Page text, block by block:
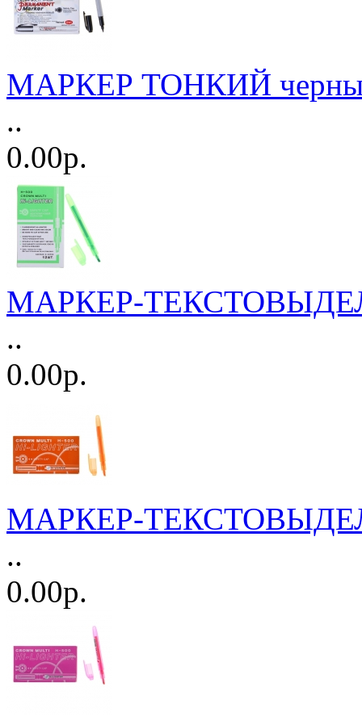
МАРКЕР ТОНКИЙ
..
0.00р.
МАРКЕР-
..
0.00р.
МАРКЕР-
..
0.00р.